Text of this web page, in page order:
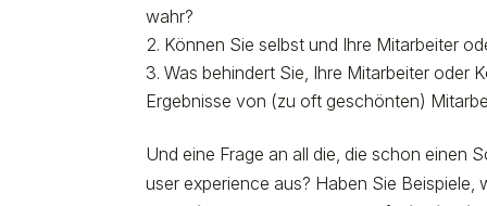
wahr?
Können Sie selbst und Ihre Mitarbeiter
Was behindert Sie, Ihre Mitarbeiter oder
Ergebnisse von (zu oft geschönten)
Und eine Frage an all die, die schon einen
user experience aus? Haben Sie Beispiele,